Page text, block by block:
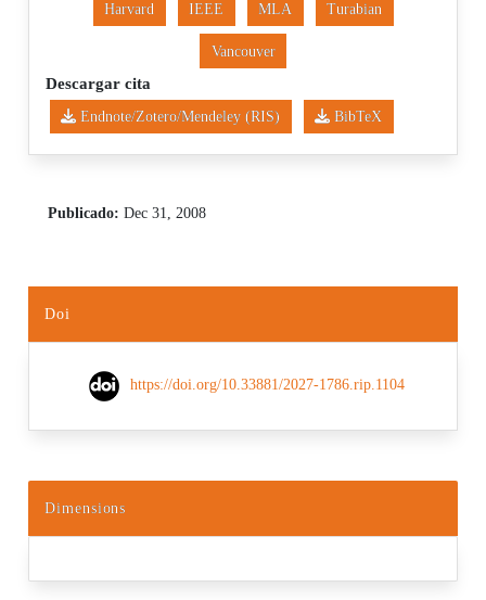
Harvard IEEE MLA Turabian
Vancouver
Descargar cita
Endnote/Zotero/Mendeley (RIS) BibTeX
Publicado: Dec 31, 2008
Doi
https://doi.org/10.33881/2027-1786.rip.1104
Dimensions